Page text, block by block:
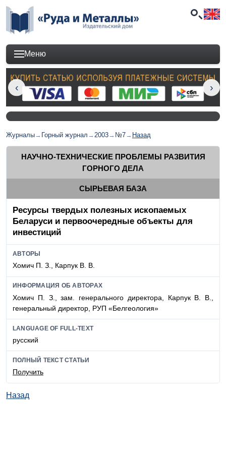
Меню
Журналы→ Горный журнал →2003→ №7→ Назад
НАУЧНО-ТЕХНИЧЕСКИЕ ПРОБЛЕМЫ РАЗВИТИЯ
ГОРНОГО ДЕЛА
СЫРЬЕВАЯ БАЗА
Ресурсы твердых полезных ископаемых
Беларуси и первоочередные объекты для
инвестиций
АВТОРЫ
Хомич П. З., Карпук В. В.
ИНФОРМАЦИЯ ОБ АВТОРАХ
Хомич П. З., зам. генерального директора, Карпук В. В.,
генеральный директор, РУП «Белгеология»
LANGUAGE OF FULL-TEXT
русский
ПОЛНЫЙ ТЕКСТ СТАТЬИ
Получить
Назад